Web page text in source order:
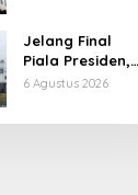
Jelang Final
Piala Presiden,
KAI Daop 2 Minta
Antisipasi
6 Agustus 2026